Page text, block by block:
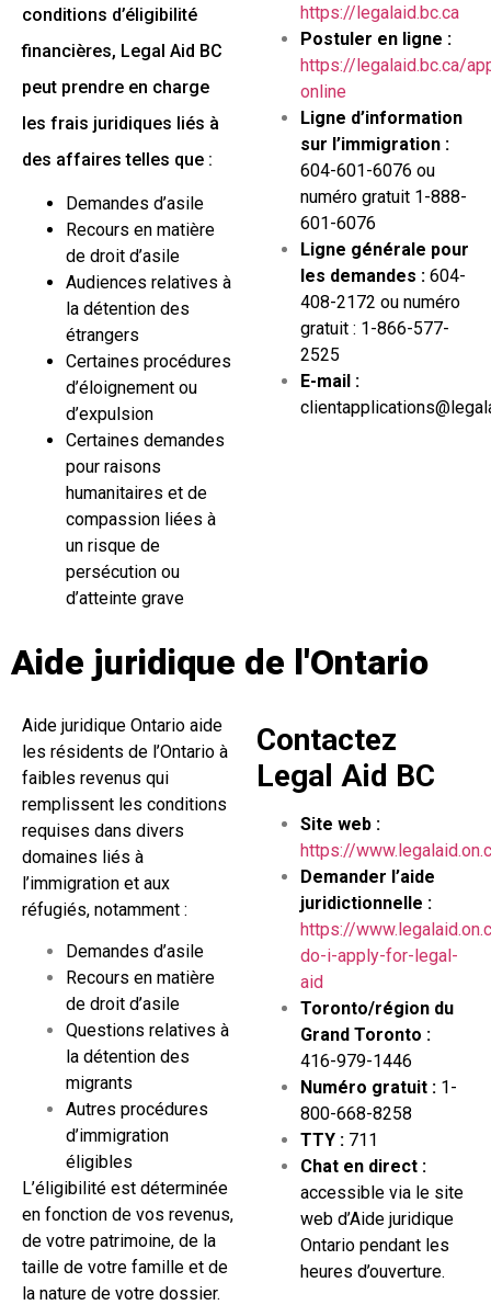
conditions d’éligibilité
financières, Legal Aid BC
peut prendre en charge
les frais juridiques liés à
des affaires telles que :
Demandes d’asile
Recours en matière
de droit d’asile
Audiences relatives à
la détention des
étrangers
Certaines procédures
d’éloignement ou
d’expulsion
Certaines demandes
pour raisons
humanitaires et de
compassion liées à
un risque de
persécution ou
d’atteinte grave
https://legalaid.bc.ca
Postuler en ligne :
https://legalaid.bc.ca/
online
Ligne d’information
sur l’immigration :
604-601-6076 ou
numéro gratuit 1-888-
601-6076
Ligne générale pour
les demandes : 604-
408-2172 ou numéro
gratuit : 1-866-577-
2525
E-mail :
Aide juridique de l'Ontario
Aide juridique Ontario aide
les résidents de l’Ontario à
faibles revenus qui
remplissent les conditions
requises dans divers
domaines liés à
l’immigration et aux
réfugiés, notamment :
Demandes d’asile
Recours en matière
de droit d’asile
Questions relatives à
la détention des
migrants
Autres procédures
d’immigration
éligibles
L’éligibilité est déterminée
en fonction de vos revenus,
de votre patrimoine, de la
taille de votre famille et de
la nature de votre dossier.
Contactez
Legal Aid BC
Site web :
https://
Demander l’aide
juridictionnelle :
https://
do-i-apply-for-legal-
aid
Toronto/région du
Grand Toronto :
416-979-1446
Numéro gratuit : 1-
800-668-8258
TTY : 711
Chat en direct :
accessible via le site
web d’Aide juridique
Ontario pendant les
heures d’ouverture.